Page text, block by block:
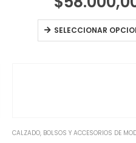
SELECCIONAR
NOVEDADES
CALZADO, BOLSOS Y ACCESORIOS DE